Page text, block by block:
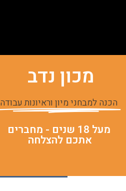
מכון נדב
הכנה למבחני מיון וראיונות עבודה
מעל 18 שנים - מחברים
אתכם להצלחה